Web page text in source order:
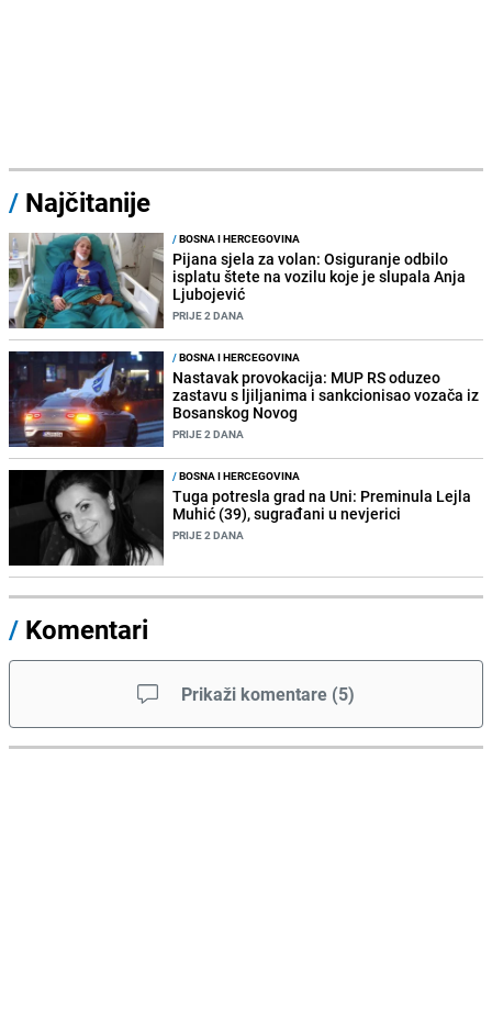
/ Najčitanije
/BOSNA I HERCEGOVINA
Pijana sjela za volan: Osiguranje odbilo
isplatu štete na vozilu koje je slupala Anja
Ljubojević
PRIJE 2 DANA
/BOSNA I HERCEGOVINA
Nastavak provokacija: MUP RS oduzeo
zastavu s ljiljanima i sankcionisao vozača iz
Bosanskog Novog
PRIJE 2 DANA
/BOSNA I HERCEGOVINA
Tuga potresla grad na Uni: Preminula Lejla
Muhić (39), sugrađani u nevjerici
PRIJE 2 DANA
/ Komentari
Prikaži komentare (5)